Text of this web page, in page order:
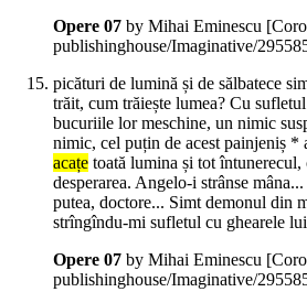
Opere 07 by Mihai Eminescu
publishinghouse/Imaginative/
picături de lumină și de sălbatece
trăit, cum trăiește lumea? Cu
bucuriile lor meschine, un nimic
nimic, cel puțin de acest painjeniș *
acațe toată lumina și tot
desperarea. Angelo-i strânse
putea, doctore... Simt demonul din
strîngîndu-mi sufletul cu ghearele
Opere 07 by Mihai Eminescu
publishinghouse/Imaginative/